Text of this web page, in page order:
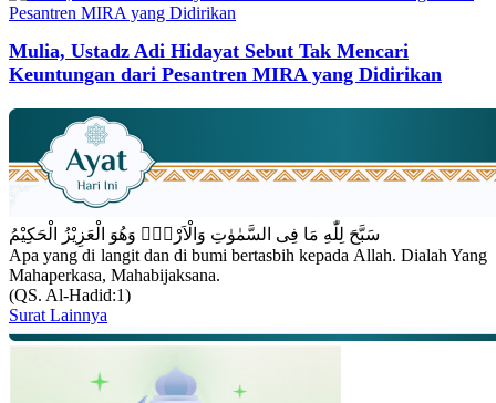
Mulia, Ustadz Adi Hidayat Sebut Tak Mencari
Keuntungan dari Pesantren MIRA yang Didirikan
سَبَّحَ لِلّٰهِ مَا فِى السَّمٰوٰتِ وَالْاَرْضِۚ وَهُوَ الْعَزِيْزُ الْحَكِيْمُ
Apa yang di langit dan di bumi bertasbih kepada Allah. Dialah Yang
Mahaperkasa, Mahabijaksana.
(QS. Al-Hadid:1)
Surat Lainnya